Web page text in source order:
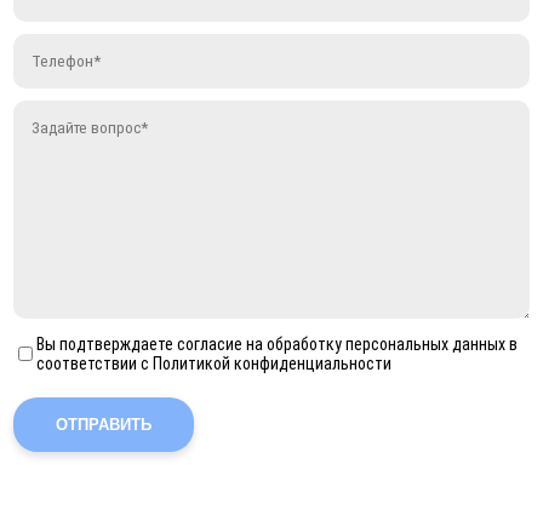
Вы подтверждаете согласие на обработку персональных данных в
соответствии с Политикой конфиденциальности
ОТПРАВИТЬ